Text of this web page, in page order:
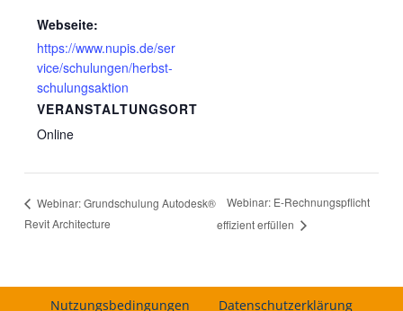
Webseite:
https://www.nupis.de/ser
vice/schulungen/herbst-
schulungsaktion
VERANSTALTUNGSORT
Online
Webinar: Grundschulung Autodesk®
Revit Architecture
Webinar: E-Rechnungspflicht
effizient erfüllen
Nutzungsbedingungen Datenschutzerklärung